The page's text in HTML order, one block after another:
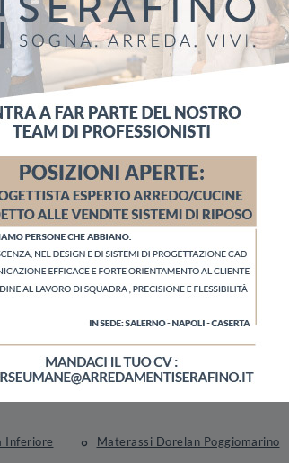
il
I più visti a :
Angri Nocera Inferiore
Pomigliano D'Arco
Inferiore Materassi Dorelan Poggiomarino